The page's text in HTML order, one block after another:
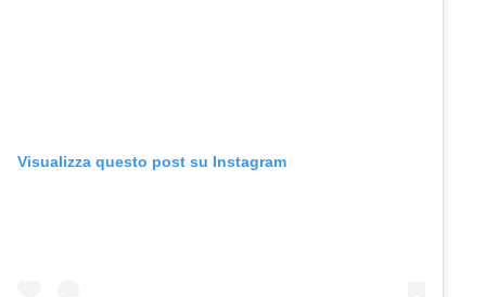
Visualizza questo post su Instagram